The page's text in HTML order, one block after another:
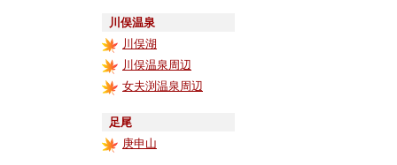
川俣温泉
川俣湖
川俣温泉周辺
女夫渕温泉周辺
足尾
庚申山